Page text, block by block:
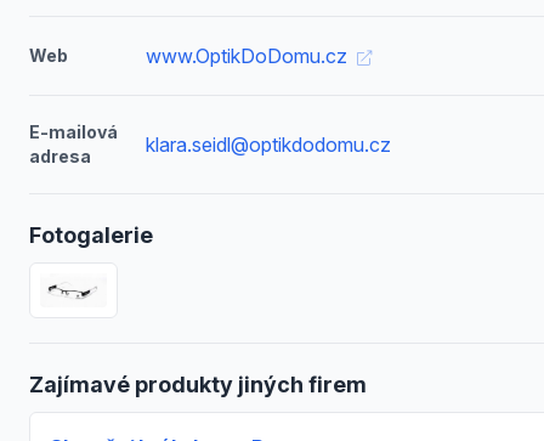
Web www.OptikDoDomu.cz
E-mailová
adresa
klara.seidl@optikdodomu.cz
Fotogalerie
Zajímavé produkty jiných firem